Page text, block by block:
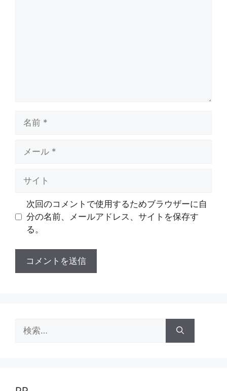
次回のコメントで使用するためブラウザーに自
分の名前、メールアドレス、サイトを保存す
る。
索: